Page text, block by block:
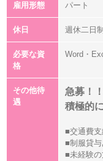
雇用形態 パート
休日 週休二日
必要な資
格
Word・
その他待
遇
急募！！
積極的
■交通費支
■制服貸与
■未経験